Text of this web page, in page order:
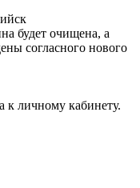
будет очищена, а
согласного нового
к личному кабинету.